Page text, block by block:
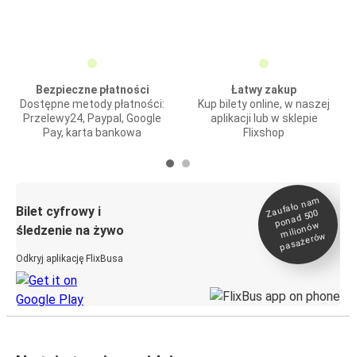
Bezpieczne płatności
Dostępne metody płatności:
Przelewy24, Paypal, Google
Pay, karta bankowa
Łatwy zakup
Kup bilety online, w naszej
aplikacji lub w sklepie
Flixshop
Bilet cyfrowy i
śledzenie na żywo
Odkryj aplikację FlixBusa
Zaufało na
m
ponad 500
milionó
w
pasażeró
w